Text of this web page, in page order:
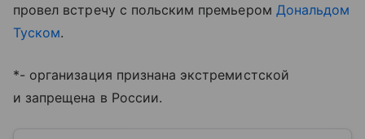
провел встречу с польским премьером Дональдом
Туском.
*- организация признана экстремистской
и запрещена в России.